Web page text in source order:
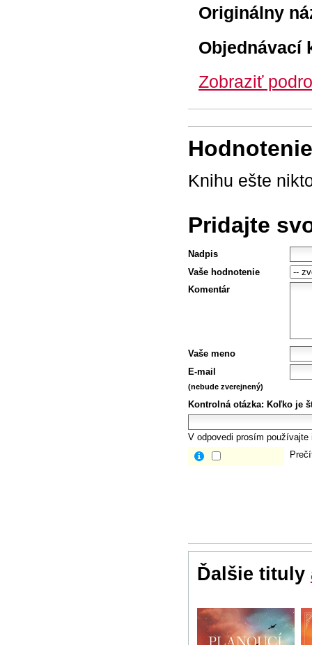
Originálny
Objednávací
Zobraziť
Knihu ešte
Pridajte
Nadpis
Vaše hodnotenie
Komentár
Vaše meno
E-mail
(nebude zverejnený)
Kontrolná otázka: Koľko je
V odpovedi prosím
Ďalšie tituly